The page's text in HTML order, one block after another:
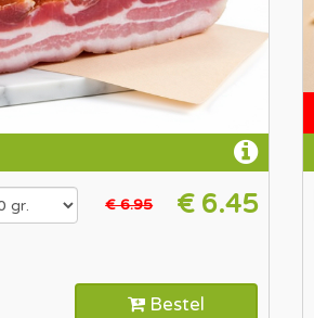
€ 6.95 € 6.45
Bestel